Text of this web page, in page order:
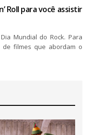
Roll para você assistir
Mundial do Rock. Para
de filmes que abordam o